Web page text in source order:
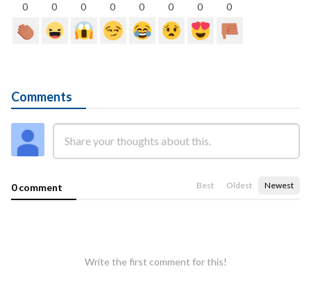
0 0 0 0 0 0 0 0
Comments
0 comment Best Oldest Newest
Write the first comment for this!